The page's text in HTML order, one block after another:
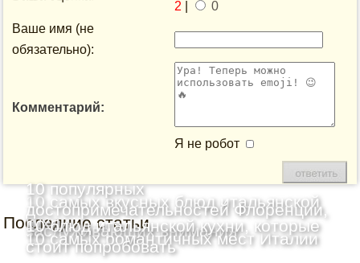
2
0
Ваше имя (не
обязательно):
Комментарий:
Я не робот
Последние статьи
10 самых вкусных блюд итальянской
кухни
10 популярных
достопримечательностей Флоренции,
заслуживающих внимания
10 самых романтичных мест Италии
10 блюд итальянской кухни, которые
стоит попробовать